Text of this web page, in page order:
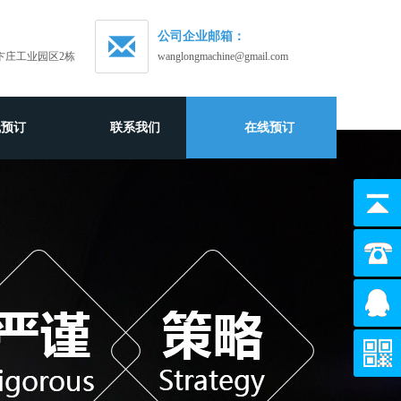
庄工业园区2栋
公司企业邮箱：
wanglongmachine@gmail.com
订 联系我们 在线预订